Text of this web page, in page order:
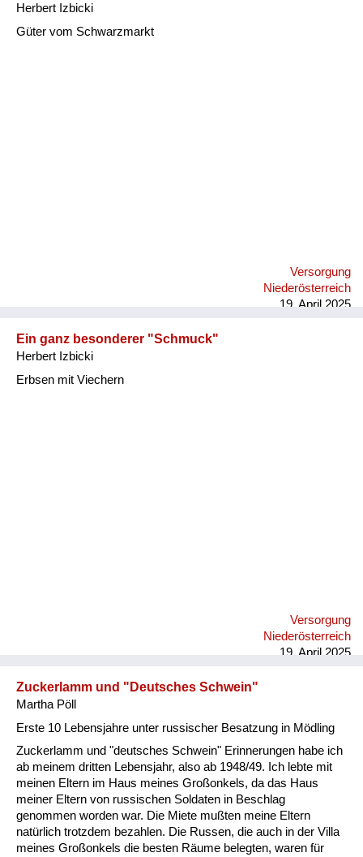
Herbert Izbicki
Güter vom Schwarzmarkt
Versorgung
Niederösterreich
19. April 2025
Ein ganz besonderer "Schmuck"
Herbert Izbicki
Erbsen mit Viechern
Versorgung
Niederösterreich
19. April 2025
Zuckerlamm und "Deutsches Schwein"
Martha Pöll
Erste 10 Lebensjahre unter russischer Besatzung in Mödling
Zuckerlamm und "deutsches Schwein" Erinnerungen habe ich
ab meinem dritten Lebensjahr, also ab 1948/49. Ich lebte mit
meinen Eltern im Haus meines Großonkels, da das Haus
meiner Eltern von russischen Soldaten in Beschlag
genommen worden war. Die Miete mußten meine Eltern
natürlich trotzdem bezahlen. Die Russen, die auch in der Villa
meines Großonkels die besten Räume belegten, waren für